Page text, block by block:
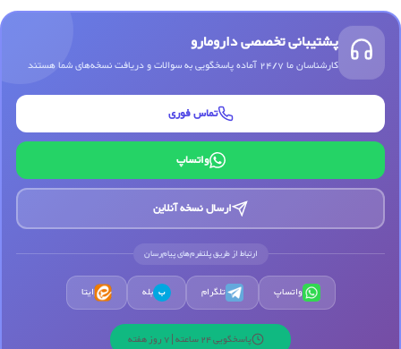
پشتیبانی تخصصی دارومارو
کارشناسان ما 24/7 آماده پاسخگویی به سوالات و دریافت نسخه‌های شما هستند
تماس فوری
واتساپ
ارسال نسخه آنلاین
ارتباط از طریق پلتفرم‌های پیام‌رسان
واتساپ تلگرام ب بله ایتا
پاسخگویی 24 ساعته | 7 روز هفته